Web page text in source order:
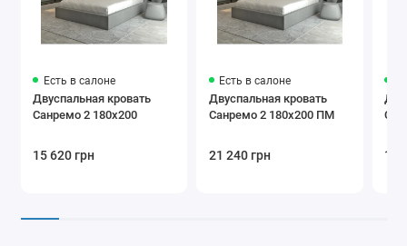
Есть в салоне
Двуспальная кровать
Санремо 2 180х200
15 620 грн
Есть в салоне
Двуспальная кровать
Санремо 2 180х200 ПМ
21 240 грн 13